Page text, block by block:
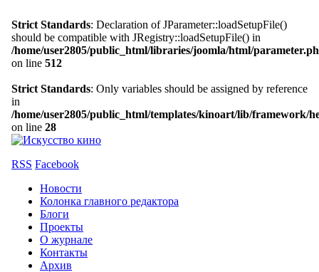
Strict Standards: Declaration of JParameter::loadSetupFile()
should be compatible with JRegistry::loadSetupFile() in
/home/user2805/public_html/libraries/joomla/html/
on line 512
Strict Standards: Only variables should be assigned by reference
in
/home/user2805/public_html/templates/kinoart/lib/framework/
on line 28
RSS Facebook
Новости
Колонка главного редактора
Блоги
Проекты
О журнале
Контакты
Архив